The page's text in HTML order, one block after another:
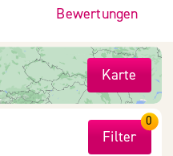
Bewertungen
Karte
Filter
0